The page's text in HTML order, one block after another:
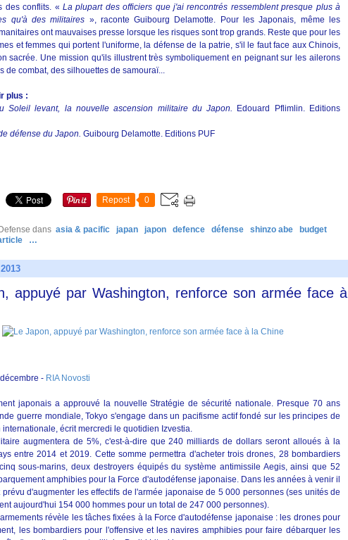
des conflits. « La plupart des officiers que j'ai rencontrés ressemblent presque plus à
qu'à des militaires », raconte Guibourg Delamotte. Pour les Japonais, même les
ont mauvaises presse lorsque les risques sont trop grands. Reste que pour les
et femmes qui portent l'uniforme, la défense de la patrie, s'il le faut face aux Chinois,
sacrée. Une mission qu'ils illustrent très symboliquement en peignant sur les ailerons
de combat, des silhouettes de samouraï...
plus :
Soleil levant, la nouvelle ascension militaire du Japon. Edouard Pflimlin. Editions
défense du Japon. Guibourg Delamotte. Editions PUF
Repost 0
dans asia & pacific japan japon defence défense shinzo abe
budget
…
appuyé par Washington, renforce son armée face à
- RIA Novosti
japonais a approuvé la nouvelle Stratégie de sécurité nationale. Presque 70 ans
guerre mondiale, Tokyo s'engage dans un pacifisme actif fondé sur les principes de
internationale, écrit mercredi le quotidien Izvestia.
augmentera de 5%, c'est-à-dire que 240 milliards de dollars seront alloués à la
entre 2014 et 2019. Cette somme permettra d'acheter trois drones, 28 bombardiers
sous-marins, deux destroyers équipés du système antimissile Aegis, ainsi que 52
amphibies pour la Force d'autodéfense japonaise. Dans les années à venir il
prévu d'augmenter les effectifs de l'armée japonaise de 5 000 personnes (ses unités de
aujourd'hui 154 000 hommes pour un total de 247 000 personnes).
révèle les tâches fixées à la Force d'autodéfense japonaise : les drones pour
les bombardiers pour l'offensive et les navires amphibies pour faire débarquer les